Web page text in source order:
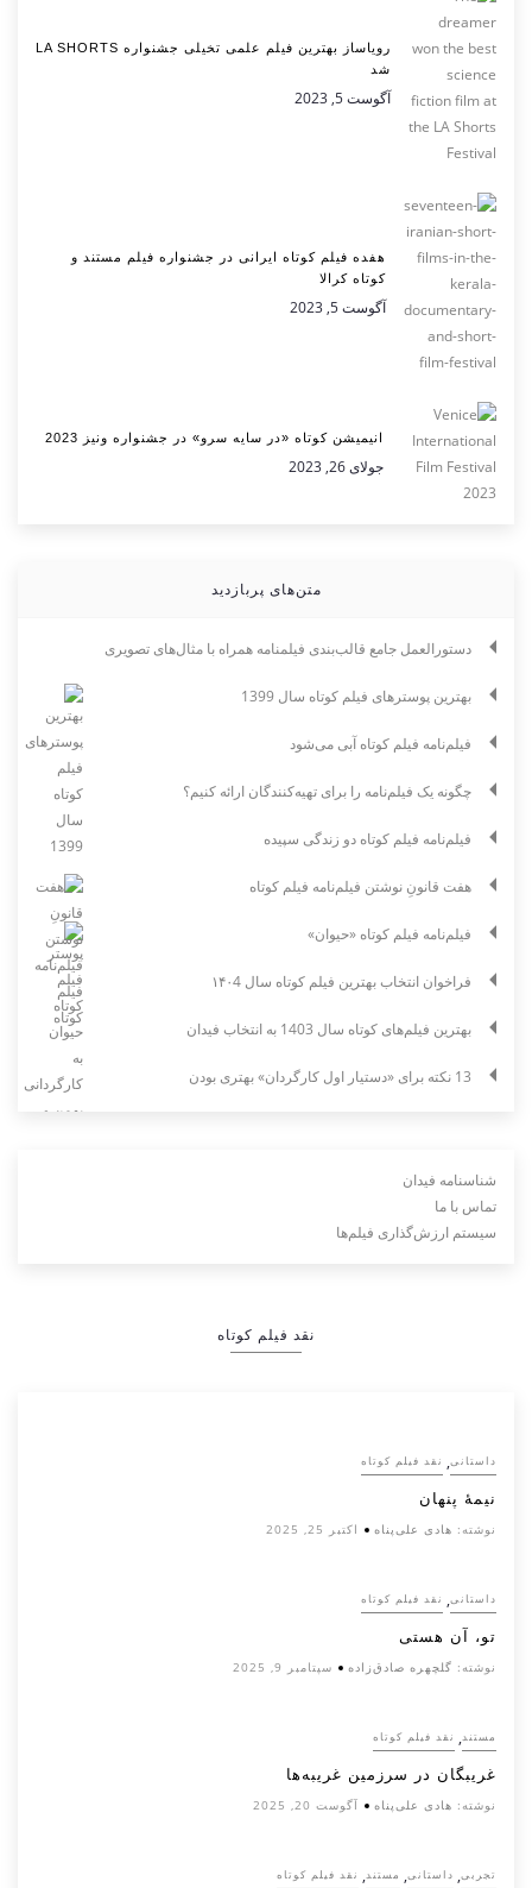
رویاساز بهترین فیلم علمی تخیلی جشنواره LA SHORTS
شد
آگوست 5, 2023
هفده فیلم کوتاه ایرانی در جشنواره فیلم مستند و
کوتاه کرالا
آگوست 5, 2023
انیمیشن کوتاه «در سایه سرو» در جشنواره ونیز 2023
جولای 26, 2023
متن‌های پربازدید
دستورالعمل جامع قالب‌بندی فیلمنامه همراه با مثال‌های تصویری
بهترین پوسترهای فیلم کوتاه سال 1399
فیلم‌نامه فیلم کوتاه آبی می‌شود
چگونه یک فیلم‌نامه را برای تهیه‌کنندگان ارائه کنیم؟
فیلم‌نامه فیلم کوتاه دو زندگی سپیده
هفت قانونِ نوشتن فیلم‌نامه فیلم کوتاه
فیلم‌نامه فیلم کوتاه «حیوان»
فراخوان انتخاب بهترین فیلم کوتاه سال ۱۴۰4
بهترین فیلم‌های کوتاه سال 1403 به انتخاب فیدان
13 نکته برای «دستیار اول کارگردان» بهتری بودن
شناسنامه فیدان
تماس با ما
سیستم ارزش‌گذاری فیلم‌ها
نقد فیلم کوتاه
داستانی, نقد فیلم کوتاه
نیمۀ پنهان
نوشته: هادی علی‌پناه اکتبر 25, 2025
داستانی, نقد فیلم کوتاه
تو، آن هستی
نوشته: گلچهره صادق‌زاده سپتامبر 9, 2025
مستند, نقد فیلم کوتاه
غریبگان در سرزمین غریبه‌ها
نوشته: هادی علی‌پناه آگوست 20, 2025
تجربی, داستانی, مستند, نقد فیلم کوتاه